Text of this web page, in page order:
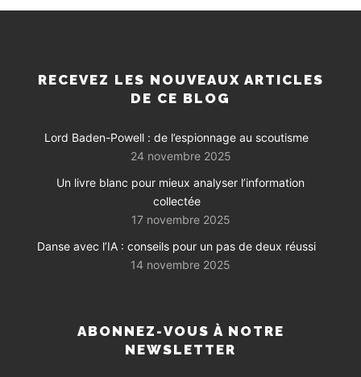
RECEVEZ LES NOUVEAUX ARTICLES
DE CE BLOG
Lord Baden-Powell : de l’espionnage au scoutisme
24 novembre 2025
Un livre blanc pour mieux analyser l’information
collectée
17 novembre 2025
Danse avec l’IA : conseils pour un pas de deux réussi
14 novembre 2025
ABONNEZ-VOUS À NOTRE
NEWSLETTER